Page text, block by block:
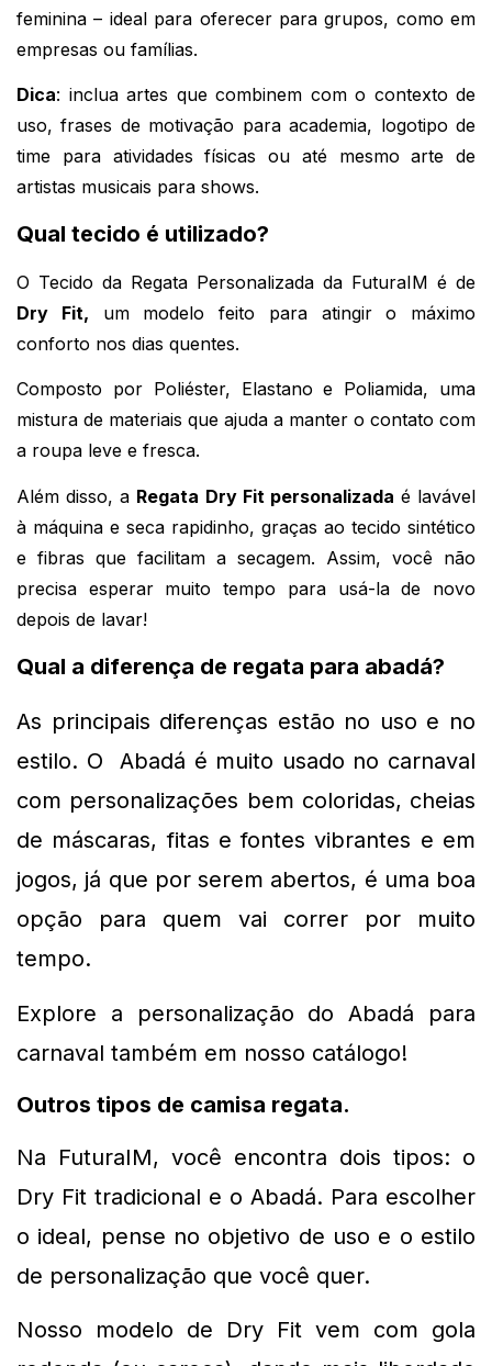
feminina – ideal para oferecer para grupos, como em
empresas ou famílias.
Dica: inclua artes que combinem com o contexto de
uso, frases de motivação para academia, logotipo de
time para atividades físicas ou até mesmo arte de
artistas musicais para shows.
Qual tecido é utilizado?
Dry Fit, um modelo feito para atingir o máximo
conforto nos dias quentes.
Composto por Poliéster, Elastano e Poliamida, uma
mistura de materiais que ajuda a manter o contato com
a roupa leve e fresca.
Além disso, a Regata Dry Fit personalizada é lavável
à máquina e seca rapidinho, graças ao tecido sintético
e fibras que facilitam a secagem. Assim, você não
precisa esperar muito tempo para usá-la de novo
depois de lavar!
Qual a diferença de regata para abadá?
As principais diferenças estão no uso e no
estilo. O  Abadá é muito usado no carnaval
com personalizações bem coloridas, cheias
de máscaras, fitas e fontes vibrantes e em
jogos, já que por serem abertos, é uma boa
opção para quem vai correr por muito
tempo.
Explore a personalização do Abadá para
carnaval também em nosso catálogo!
Outros tipos de camisa regata.
Na FuturaIM, você encontra dois tipos: o
Dry Fit tradicional e o Abadá. Para escolher
o ideal, pense no objetivo de uso e o estilo
de personalização que você quer.
Nosso modelo de Dry Fit vem com gola